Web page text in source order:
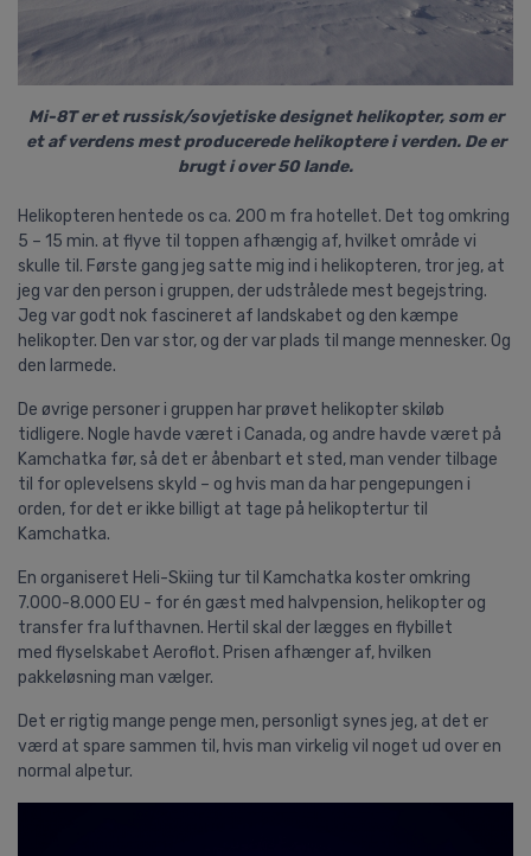
Mi-8T er et russisk/sovjetiske designet helikopter, som er
et af verdens mest producerede helikoptere i verden. De er
brugt i over 50 lande.
Helikopteren hentede os ca. 200 m fra hotellet. Det tog omkring
5 – 15 min. at flyve til toppen afhængig af, hvilket område vi
skulle til. Første gang jeg satte mig ind i helikopteren, tror jeg, at
jeg var den person i gruppen, der udstrålede mest begejstring.
Jeg var godt nok fascineret af landskabet og den kæmpe
helikopter. Den var stor, og der var plads til mange mennesker. Og
den larmede.
De øvrige personer i gruppen har prøvet helikopter skiløb
tidligere. Nogle havde været i Canada, og andre havde været på
Kamchatka før, så det er åbenbart et sted, man vender tilbage
til for oplevelsens skyld – og hvis man da har pengepungen i
orden, for det er ikke billigt at tage på helikoptertur til
Kamchatka.
En organiseret Heli-Skiing tur til Kamchatka koster omkring
7.000-8.000 EU - for én gæst med halvpension, helikopter og
transfer fra lufthavnen. Hertil skal der lægges en flybillet
med flyselskabet Aeroflot. Prisen afhænger af, hvilken
pakkeløsning man vælger.
Det er rigtig mange penge men, personligt synes jeg, at det er
værd at spare sammen til, hvis man virkelig vil noget ud over en
normal alpetur.